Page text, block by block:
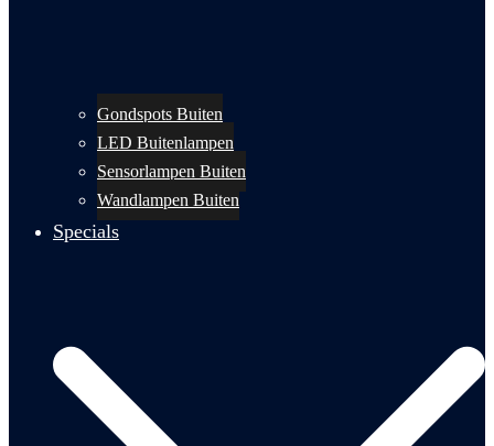
Gondspots Buiten
LED Buitenlampen
Sensorlampen Buiten
Wandlampen Buiten
Specials